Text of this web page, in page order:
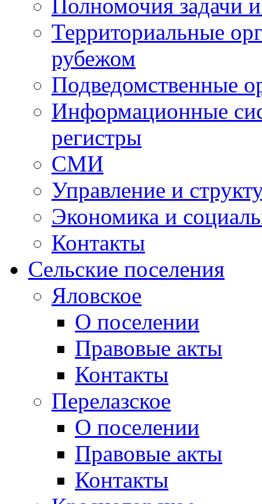
Полномочия задачи
Территориальные
рубежом
Подведомственные
Информационные
регистры
СМИ
Управление и
Экономика и
Контакты
Сельские поселения
Яловское
О поселении
Правовые акты
Контакты
Перелазское
О поселении
Правовые акты
Контакты